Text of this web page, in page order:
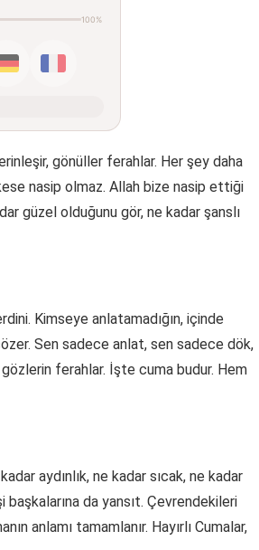
100%
gönüller ferahlar. Her şey daha
nasip olmaz. Allah bize nasip ettiği
güzel olduğunu gör, ne kadar şanslı
Kimseye anlatamadığın, içinde
Sen sadece anlat, sen sadece dök,
ferahlar. İşte cuma budur. Hem
aydınlık, ne kadar sıcak, ne kadar
da yansıt. Çevrendekileri
anlamı tamamlanır. Hayırlı Cumalar,